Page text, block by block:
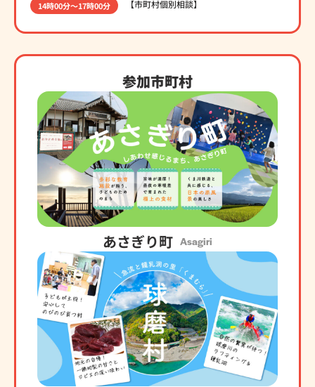
14時00分〜17時00分 【市町村個別相談】
参加市町村
あさぎり町 Asagiri